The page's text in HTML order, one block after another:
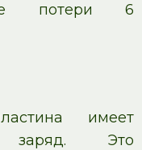
потери 6
имеет
заряд. Это